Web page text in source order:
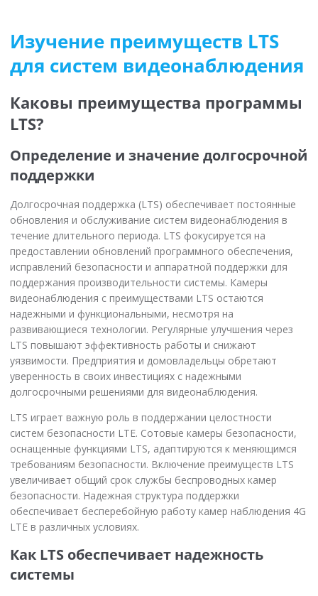
Изучение преимуществ LTS
для систем видеонаблюдения
Каковы преимущества программы
LTS?
Определение и значение долгосрочной
поддержки
Долгосрочная поддержка (LTS) обеспечивает постоянные
обновления и обслуживание систем видеонаблюдения в
течение длительного периода. LTS фокусируется на
предоставлении обновлений программного обеспечения,
исправлений безопасности и аппаратной поддержки для
поддержания производительности системы. Камеры
видеонаблюдения с преимуществами LTS остаются
надежными и функциональными, несмотря на
развивающиеся технологии. Регулярные улучшения через
LTS повышают эффективность работы и снижают
уязвимости. Предприятия и домовладельцы обретают
уверенность в своих инвестициях с надежными
долгосрочными решениями для видеонаблюдения.
LTS играет важную роль в поддержании целостности
систем безопасности LTE. Сотовые камеры безопасности,
оснащенные функциями LTS, адаптируются к меняющимся
требованиям безопасности. Включение преимуществ LTS
увеличивает общий срок службы беспроводных камер
безопасности. Надежная структура поддержки
обеспечивает бесперебойную работу камер наблюдения 4G
LTE в различных условиях.
Как LTS обеспечивает надежность
системы